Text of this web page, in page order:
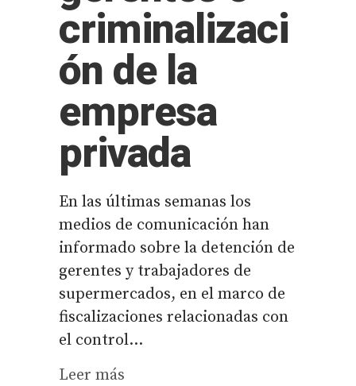
criminalizaci
ón de la
empresa
privada
En las últimas semanas los
medios de comunicación han
informado sobre la detención de
gerentes y trabajadores de
supermercados, en el marco de
fiscalizaciones relacionadas con
el control...
Leer más